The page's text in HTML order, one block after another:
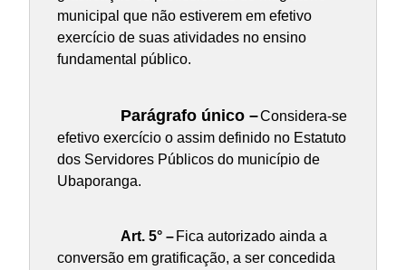
municipal que não estiverem em efetivo
exercício de suas atividades no ensino
fundamental público.
Parágrafo único –Considera-se
efetivo exercício o assim definido no Estatuto
dos Servidores Públicos do município de
Ubaporanga.
Art. 5° –Fica autorizado ainda a
conversão em gratificação, a ser concedida